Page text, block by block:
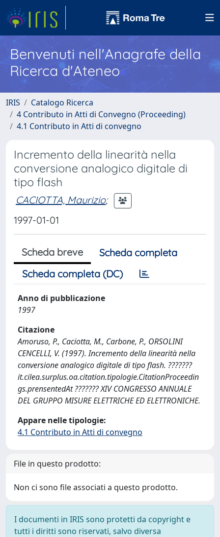
Benvenuti nell'Anagrafe della
Ricerca d'Ateneo
IRIS
Catalogo Ricerca
4 Contributo in Atti di Convegno (Proceeding)
4.1 Contributo in Atti di convegno
Incremento della linearità nella
conversione analogico digitale di
tipo flash
CACIOTTA, Maurizio;
1997-01-01
Scheda breve
Scheda completa
Scheda completa (DC)
Anno di pubblicazione
1997
Citazione
Amoruso, P., Caciotta, M., Carbone, P., ORSOLINI
CENCELLI, V. (1997). Incremento della linearità nella
conversione analogico digitale di tipo flash. ???????
it.cilea.surplus.oa.citation.tipologie.CitationProceedin
gs.prensentedAt ??????? XIV CONGRESSO ANNUALE
DEL GRUPPO MISURE ELETTRICHE ED ELETTRONICHE.
Appare nelle tipologie:
4.1 Contributo in Atti di convegno
File in questo prodotto:
Non ci sono file associati a questo prodotto.
I documenti in IRIS sono protetti da copyright e
tutti i diritti sono riservati, salvo diversa